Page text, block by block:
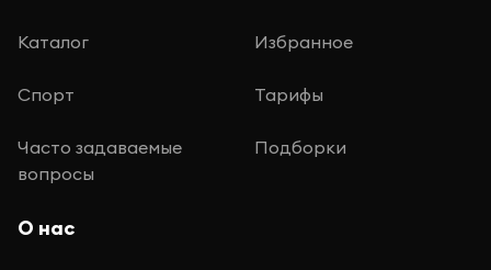
Каталог Избранное
Спорт Тарифы
Часто задаваемые
вопросы
Подборки
О нас